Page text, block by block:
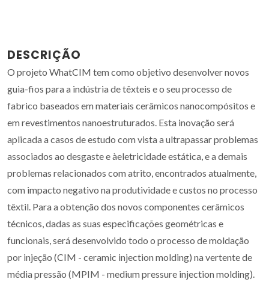
DESCRIÇÃO
O projeto WhatCIM tem como objetivo desenvolver novos
guia-fios para a indústria de têxteis e o seu processo de
fabrico baseados em materiais cerâmicos nanocompósitos e
em revestimentos nanoestruturados. Esta inovação será
aplicada a casos de estudo com vista a ultrapassar problemas
associados ao desgaste e àeletricidade estática, e a demais
problemas relacionados com atrito, encontrados atualmente,
com impacto negativo na produtividade e custos no processo
têxtil. Para a obtenção dos novos componentes cerâmicos
técnicos, dadas as suas especificações geométricas e
funcionais, será desenvolvido todo o processo de moldação
por injeção (CIM - ceramic injection molding) na vertente de
média pressão (MPIM - medium pressure injection molding).